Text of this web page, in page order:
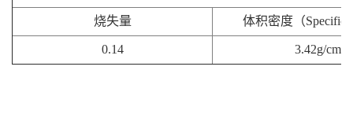
烧失量 体积密度（Specific
0.14 3.42g/cm3